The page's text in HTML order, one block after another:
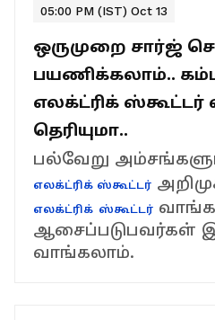
05:00 PM (IST) Oct 13
ஒருமுறை சார்ஜ்
பயணிக்கலாம்..
எலக்ட்ரிக் ஸ்கூட்டர்
தெரியுமா..
பல்வேறு
எலக்ட்ரிக் ஸ்கூட்டர்
எலக்ட்ரிக் ஸ்கூட்டர்
ஆசைப்படுபவர்கள்
வாங்கலாம்.